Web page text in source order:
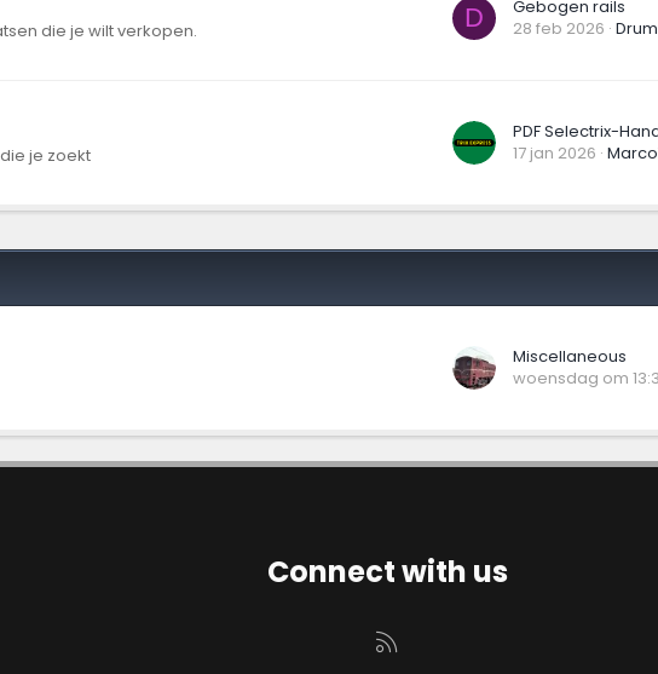
die je wilt verkopen. D
Gebogen rails
28 feb 2026
je zoekt
PDF Selectrix-
17 jan 2026
Miscellaneous
woensdag om
Connect with us